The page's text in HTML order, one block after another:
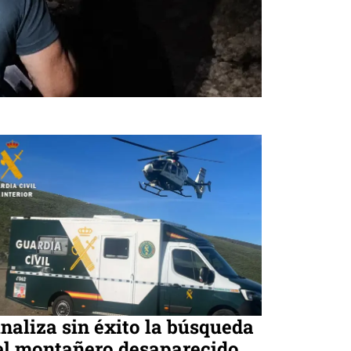
sin éxito la búsqueda